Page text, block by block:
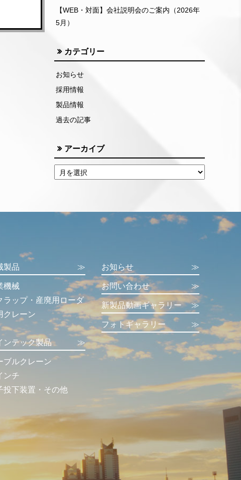
【WEB・対面】会社説明会のご案内（2026年
5月）
カテゴリー
お知らせ
採用情報
製品情報
過去の記事
アーカイブ
製品 ≫
機械
ラップ・産廃用ローダ
クレーン
ンテック製品 ≫
ブルクレーン
ンチ
投下装置・その他
お知らせ ≫
お問い合わせ ≫
新製品動画ギャラリー ≫
フォトギャラリー ≫